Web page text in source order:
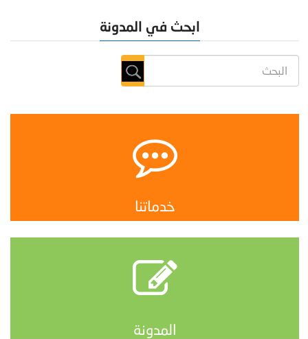
ابحث في المدونة
خدماتنا
المدونة